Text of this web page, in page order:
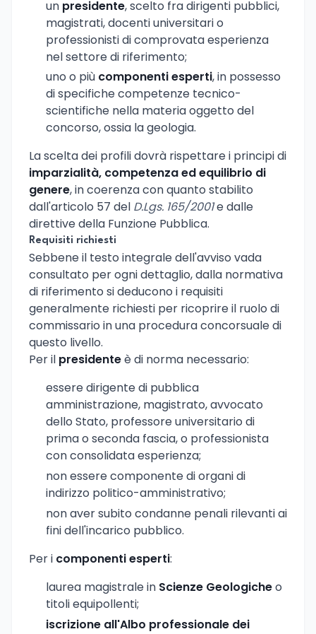
un presidente, scelto fra dirigenti pubblici,
magistrati, docenti universitari o
professionisti di comprovata esperienza
nel settore di riferimento;
uno o più componenti esperti, in possesso
di specifiche competenze tecnico-
scientifiche nella materia oggetto del
concorso, ossia la geologia.
La scelta dei profili dovrà rispettare i principi di
imparzialità, competenza ed equilibrio di
genere, in coerenza con quanto stabilito
dall'articolo 57 del D.Lgs. 165/2001e dalle
direttive della Funzione Pubblica.
Requisiti richiesti
Sebbene il testo integrale dell'avviso vada
consultato per ogni dettaglio, dalla normativa
di riferimento si deducono i requisiti
generalmente richiesti per ricoprire il ruolo di
commissario in una procedura concorsuale di
questo livello.
Per il presidenteè di norma necessario:
essere dirigente di pubblica
amministrazione, magistrato, avvocato
dello Stato, professore universitario di
prima o seconda fascia, o professionista
con consolidata esperienza;
non essere componente di organi di
indirizzo politico-amministrativo;
non aver subito condanne penali rilevanti ai
fini dell'incarico pubblico.
Per i componenti esperti:
laurea magistrale in Scienze Geologicheo
titoli equipollenti;
iscrizione all'Albo professionale dei